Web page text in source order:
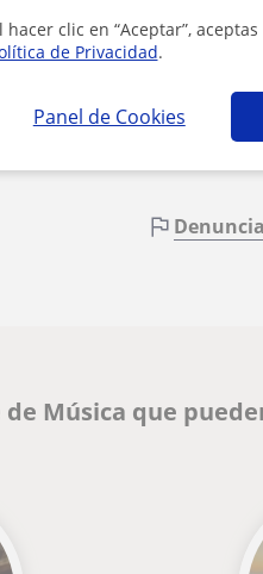
hacer clic en “Aceptar”,
de Privacidad.
Panel de Cookies
Música que